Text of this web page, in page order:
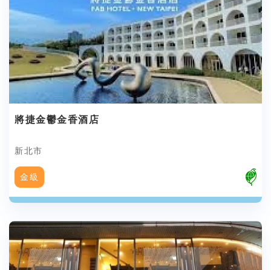
將捷金鬱金香酒店
新北市
金級